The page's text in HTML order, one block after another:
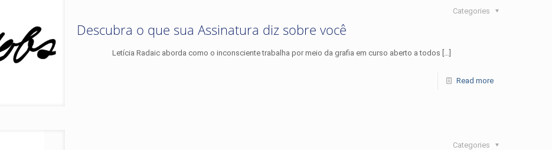
Categories
Descubra o que sua Assinatura diz sobre você
Letícia Radaic aborda como o inconsciente trabalha por meio da grafia em curso aberto a todos […]
Read more
Categories